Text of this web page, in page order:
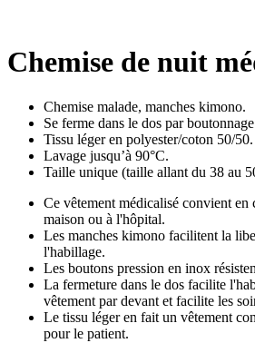
Chemise de nuit
Chemise malade, manches kimono.
Se ferme dans le dos par
Tissu léger en polyester/coton 50/50.
Lavage jusqu’à 90°C.
Taille unique (taille allant du 38 au
Ce vêtement médicalisé convient en
maison ou à l'hôpital.
Les manches kimono facilitent la
l'habillage.
Les boutons pression en inox
La fermeture dans le dos facilite
vêtement par devant et facilite les
Le tissu léger en fait un vêtement
pour le patient.